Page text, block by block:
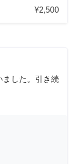
¥2,500
ました。引き続